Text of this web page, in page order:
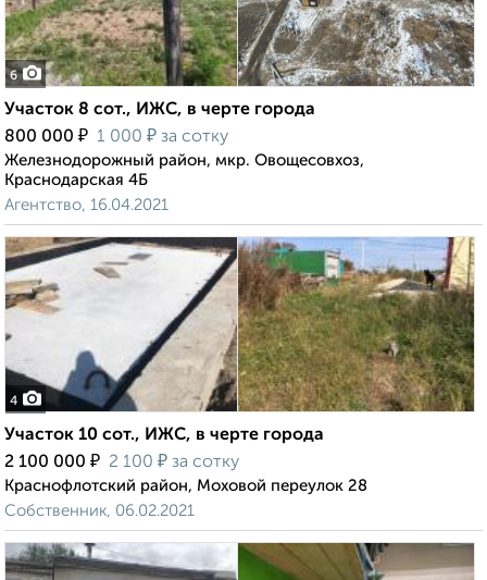
6
Участок 8 сот., ИЖС, в черте города
800 000 ₽ 1 000 ₽ за сотку
Железнодорожный район, мкр. Овощесовхоз,
Краснодарская 4Б
Агентство, 16.04.2021
4
Участок 10 сот., ИЖС, в черте города
2 100 000 ₽ 2 100 ₽ за сотку
Краснофлотский район, Моховой переулок 28
Собственник, 06.02.2021